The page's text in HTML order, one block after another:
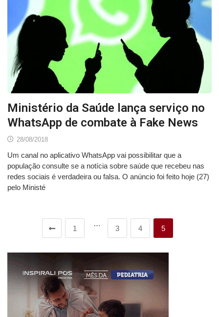
Ministério da Saúde lança serviço no
WhatsApp de combate à Fake News
28/08/2018
Um canal no aplicativo WhatsApp vai possibilitar que a
população consulte se a notícia sobre saúde que recebeu nas
redes sociais é verdadeira ou falsa. O anúncio foi feito hoje (27)
pelo Ministé
1
…
3 4 5